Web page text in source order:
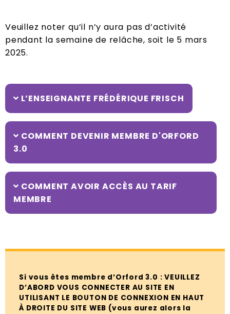
Veuillez noter qu’il n’y aura pas d’activité
pendant la semaine de relâche, soit le 5 mars
2025.
L’ENSEIGNANTE FRÉDÉRIQUE FRISCH
COMMENT DEVENIR MEMBRE D'ORFORD
3.0
COMMENT AVOIR ACCÈS AU TARIF
MEMBRE
Si vous êtes membre d’Orford 3.0 : VEUILLEZ
D’ABORD VOUS CONNECTER AU SITE EN
UTILISANT LE BOUTON DE CONNEXION EN HAUT
À DROITE DU SITE WEB (vous aurez alors la